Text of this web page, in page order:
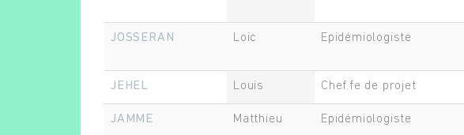
JOSSERAN Loic Epidémiologiste
JEHEL Louis Chef.fe de projet
JAMME Matthieu Epidémiologiste